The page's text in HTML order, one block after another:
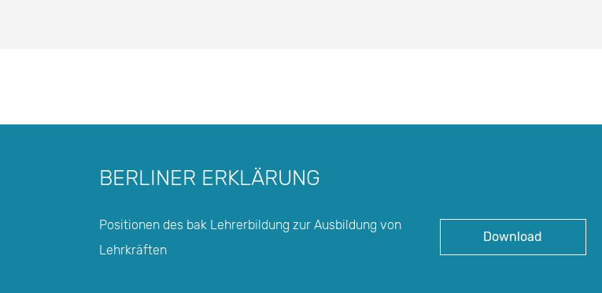
BERLINER ERKLÄRUNG
Positionen des bak Lehrerbildung zur Ausbildung von
Lehrkräften
Download